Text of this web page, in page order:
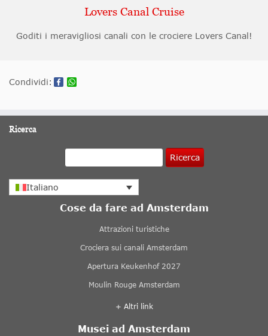
Lovers Canal Cruise
Goditi i meravigliosi canali con le crociere Lovers Canal!
Condividi:
Ricerca
Ricerca
Italiano
Cose da fare ad Amsterdam
Attrazioni turistiche
Crociera sui canali Amsterdam
Apertura Keukenhof 2027
Moulin Rouge Amsterdam
+ Altri link
Musei ad Amsterdam